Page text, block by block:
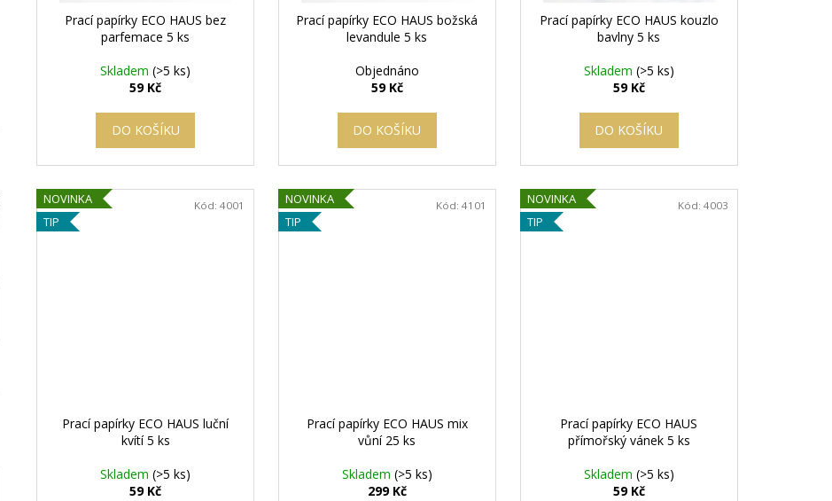
Prací papírky ECO HAUS bez
parfemace 5 ks
Skladem(>5 ks)
59 Kč
DO KOŠÍKU
Prací papírky ECO HAUS božská
levandule 5 ks
Objednáno
59 Kč
DO KOŠÍKU
Prací papírky ECO HAUS kouzlo
bavlny 5 ks
Skladem (>5 ks)
59 Kč
DO KOŠÍKU
NOVINKA
TIP
Prací papírky ECO HAUS luční
kvítí 5 ks
Skladem(>5 ks)
59 Kč
Kód:4001
NOVINKA
TIP
Prací papírky ECO HAUS mix
vůní 25 ks
Skladem (>5 ks)
299 Kč
Kód: 4101
NOVINKA
TIP
Prací papírky ECO HAUS
přímořský vánek 5 ks
Skladem (>5 ks)
59 Kč
Kód: 4003